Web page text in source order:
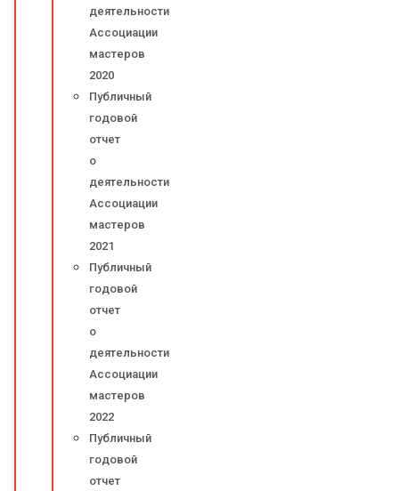
деятельности
Ассоциации
мастеров
2020
Публичный
годовой
отчет
о
деятельности
Ассоциации
мастеров
2021
Публичный
годовой
отчет
о
деятельности
Ассоциации
мастеров
2022
Публичный
годовой
отчет